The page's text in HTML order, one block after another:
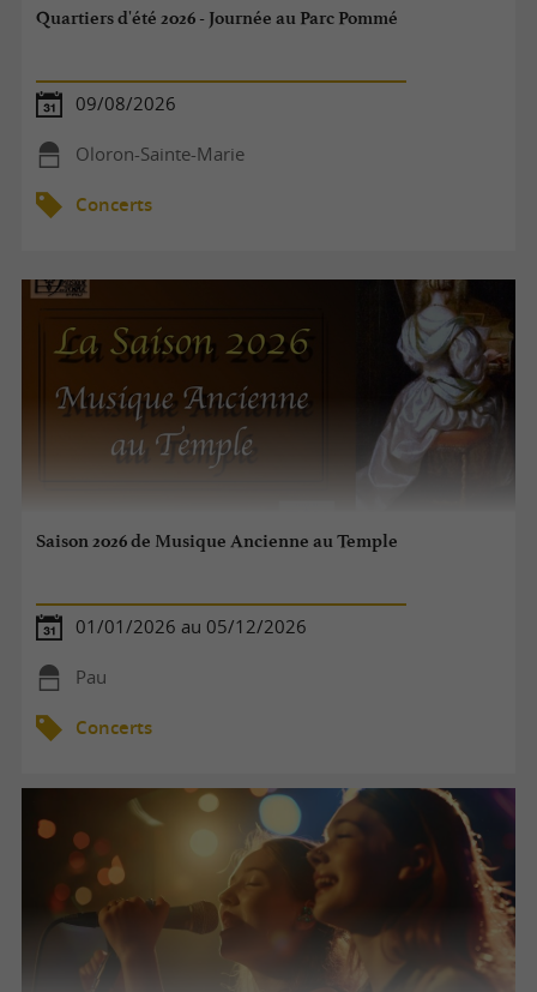
Quartiers d'été 2026 - Journée au Parc Pommé
09/08/2026
Oloron-Sainte-Marie
Concerts
Saison 2026 de Musique Ancienne au Temple
01/01/2026 au 05/12/2026
Pau
Concerts